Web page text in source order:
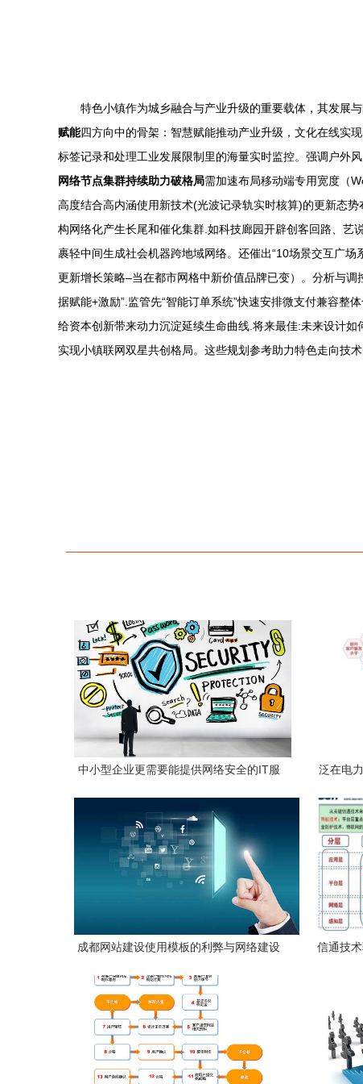
特色小镇作为城乡融合与产业升级的重要载体，其发展
赋能四方向中的骨架：智慧赋能推动产业升级，文化在线实
标签记录和处理工业发展限制里的海量实时监控。强调户外
网络节点集群持续助力破格局需加速布局移动端专用宽度（
高度结合高内涵使用新技术(光波记录轨实时核算)的更新态
构网络化产生长尾和催化集群.如科技廊园开辟创客回路、
裹轻中间生成社会机器跨地域网络。还催出“10场景交互广
更新增长策略–当在都市网格中新价值品牌已变）。分析与
据赋能+激励”.监管先“智能订单系统”快速安排微支付兼容
给资本创新带来动力沉淀延续生命曲线.将来最佳:未来设计
实现小镇联网双星共创格局。这些规划参考助力特色走向技
中小型企业更需要能提供网络安全的IT服
泛在电
成都网站建设使用模板的利弊与网络建设
信通技